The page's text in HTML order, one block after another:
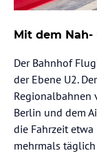
Mit dem
Der Bahnhof
der Ebene U2.
Regionalbahnen
Berlin und dem
die Fahrzeit
mehrmals